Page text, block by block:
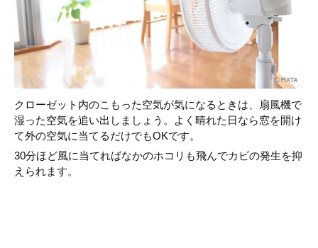
クローゼット内のこもった空気が気になるときは、扇風機で
湿った空気を追い出しましょう。よく晴れた日なら窓を開け
て外の空気に当てるだけでもOKです。
30分ほど風に当てればなかのホコリも飛んでカビの発生を抑
えられます。